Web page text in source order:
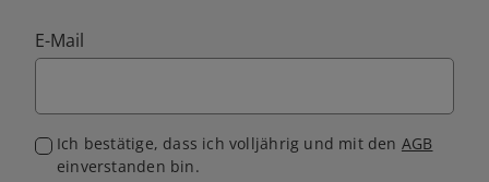
E-Mail
Ich bestätige, dass ich volljährig und mit den AGB
einverstanden bin.